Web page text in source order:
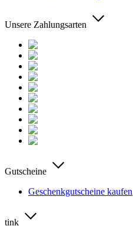
Unsere Zahlungsarten
Gutscheine
Geschenkgutscheine kaufen
tink